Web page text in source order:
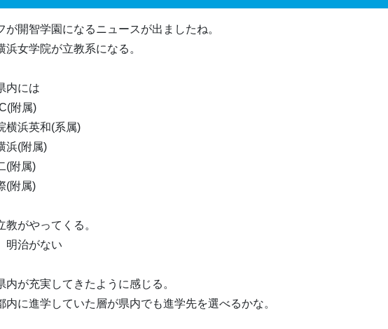
が開智学園になるニュースが出ましたね。
浜女学院が立教系になる。
内には
附属)
横浜英和(系属)
浜(附属)
(附属)
(附属)
教がやってくる。
明治がない
内が充実してきたように感じる。
内に進学していた層が県内でも進学先を選べるかな。